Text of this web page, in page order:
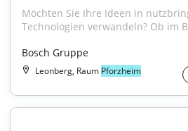
Möchten Sie Ihre Ideen in
Technologien verwandeln? Ob im
Bosch Gruppe
Leonberg, Raum Pforzheim